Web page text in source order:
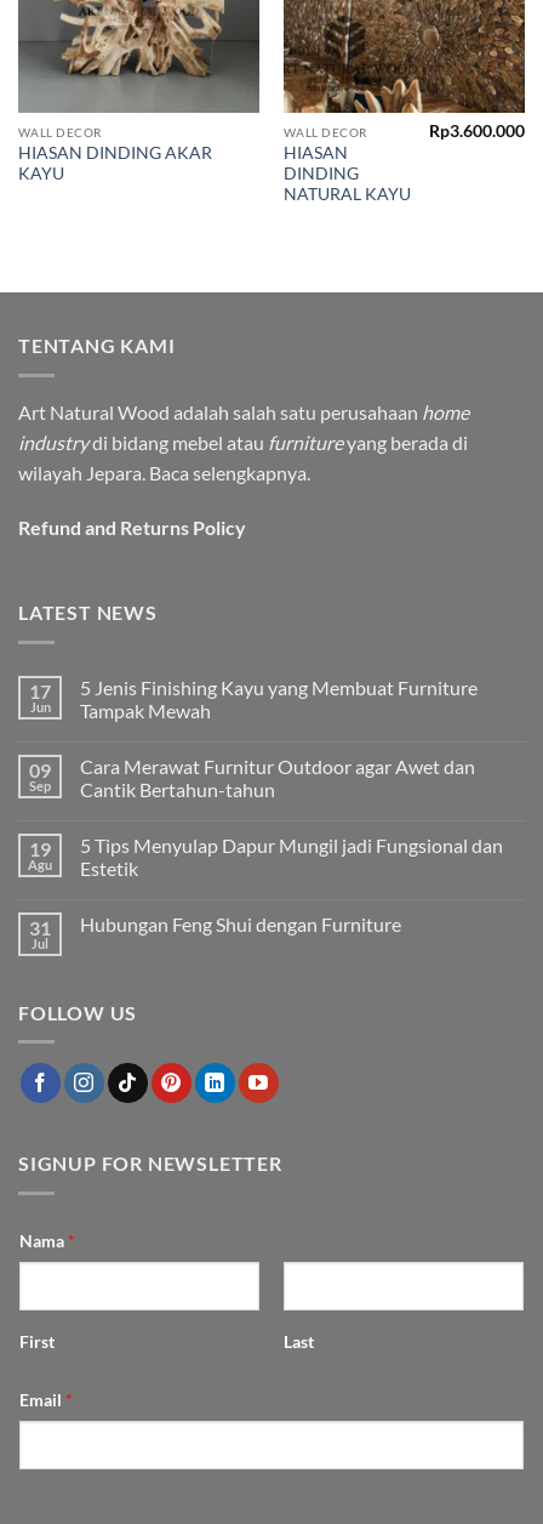
WALL DECOR
HIASAN DINDING AKAR
KAYU
WALL DECOR
HIASAN
DINDING
NATURAL KAYU
Rp3.600.000
TENTANG KAMI
Art Natural Wood adalah salah satu perusahaan home
industrydi bidang mebel atau furnitureyang berada di
wilayah Jepara. Baca selengkapnya.
Refund and Returns Policy
LATEST NEWS
17
Jun
5 Jenis Finishing Kayu yang Membuat Furniture
Tampak Mewah
komentar
pada
5
Kayu
yang
Membuat
Mewah
09
Sep
Cara Merawat Furnitur Outdoor agar Awet dan
Cantik Bertahun-tahun
komentar
pada
Cara
Outdoor
tahun
19
Agu
5 Tips Menyulap Dapur Mungil jadi Fungsional dan
Estetik
komentar
Mungil
dan
Estetik
31
Jul
Hubungan Feng Shui dengan Furniture
Hubungan
Furniture
FOLLOW US
SIGNUP FOR NEWSLETTER
Nama *
First Last
Email *